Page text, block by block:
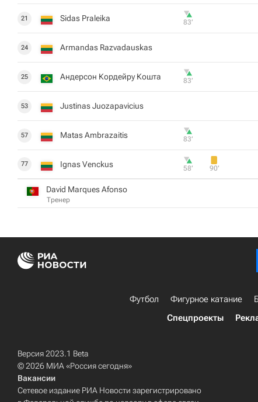
21 Sidas Praleika 83‎’‎
24 Armandas Razvadauskas
25 Андерсон Кордейру Кошта 83‎’‎
53 Justinas Juozapavicius
57 Matas Ambrazaitis 83‎’‎
77 Ignas Venckus 58‎’‎ 90‎’‎
David Marques Afonso
Тренер
Футбол Фигурное катание
Спецпроекты
Версия 2023.1 Beta
© 2026 МИА «Россия сегодня»
Вакансии
Сетевое издание РИА Новости зарегистрировано